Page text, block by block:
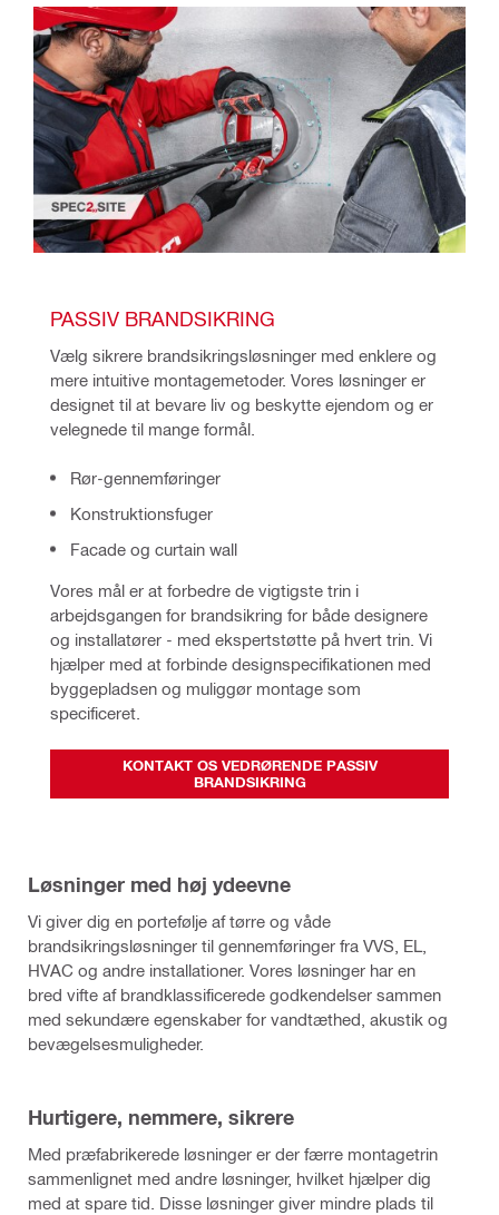
PASSIV BRANDSIKRING
Vælg sikrere brandsikringsløsninger med enklere og
mere intuitive montagemetoder. Vores løsninger er
designet til at bevare liv og beskytte ejendom og er
velegnede til mange formål.
Rør-gennemføringer
Konstruktionsfuger
Facade og curtain wall
Vores mål er at forbedre de vigtigste trin i
arbejdsgangen for brandsikring for både designere
og installatører - med ekspertstøtte på hvert trin. Vi
hjælper med at forbinde designspecifikationen med
byggepladsen og muliggør montage som
specificeret.
KONTAKT OS VEDRØRENDE PASSIV
BRANDSIKRING
Løsninger med høj ydeevne
Vi giver dig en portefølje af tørre og våde
brandsikringsløsninger til gennemføringer fra VVS, EL,
HVAC og andre installationer. Vores løsninger har en
bred vifte af brandklassificerede godkendelser sammen
med sekundære egenskaber for vandtæthed, akustik og
bevægelsesmuligheder.
Hurtigere, nemmere, sikrere
Med præfabrikerede løsninger er der færre montagetrin
sammenlignet med andre løsninger, hvilket hjælper dig
med at spare tid. Disse løsninger giver mindre plads til